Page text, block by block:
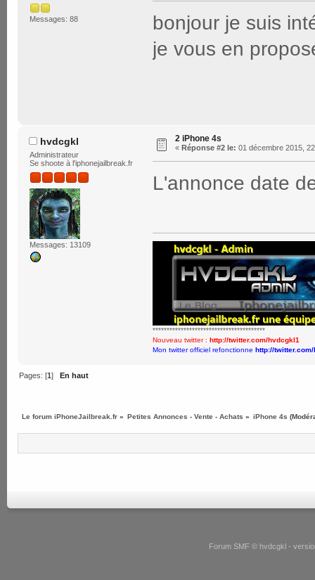
Messages: 88
bonjour je suis
je vous en
hvdcgkl
Administrateur
Se shoote à l'iphonejailbreak.fr
Messages: 13109
2 iPhone 4s
« Réponse #2 le: 01 décembre 2015,
L'annonce date
****************************************
Nouveau twitter : http://twitter.com/hvdcgkl1
Mon twitter officiel refonctionne http://
Pages: [1] En haut
Le forum iPhoneJailbreak.fr » Petites Annonces - Vente - Achats » iPhone 4s
Forum SMF © hvdcgkl -